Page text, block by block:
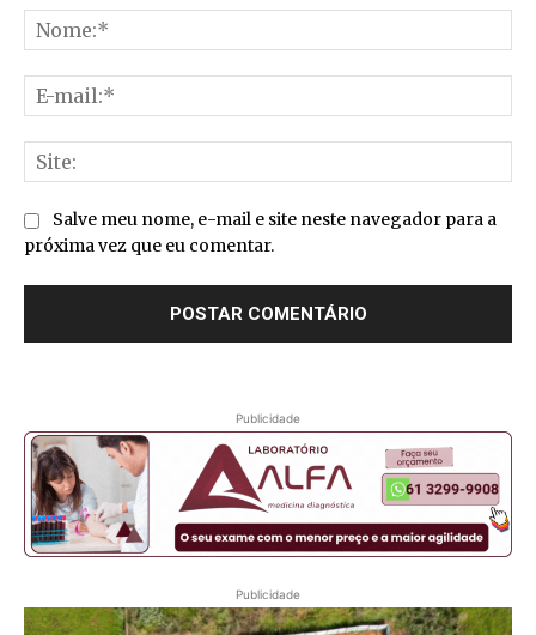
Salve meu nome, e-mail e site neste navegador para a
próxima vez que eu comentar.
Publicidade
Publicidade